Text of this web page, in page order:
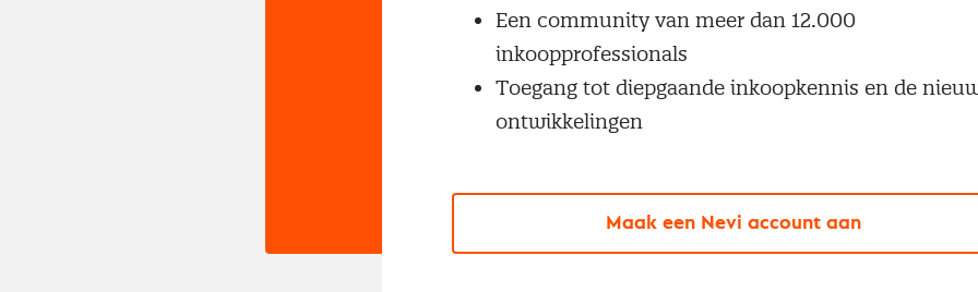
Een community van meer dan 12.000
inkoopprofessionals
Toegang tot diepgaande inkoopkennis en de
ontwikkelingen
Maak een Nevi account aan